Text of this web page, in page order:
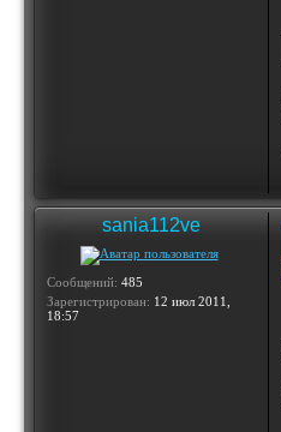
sania112ve
Сообщений: 485
Зарегистрирован: 12 июл 2011,
18:57